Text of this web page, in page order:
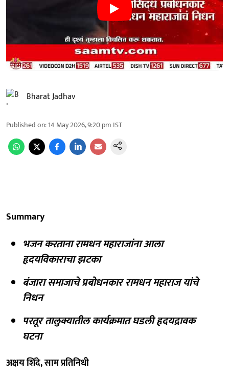
Bharat Jadhav
Published on:14 May 2026, 9:20 pm IST
Summary
भजन करताना रामधन महाराजांना आला
हृदयविकाराचा झटका
बंजारा समाजाचे प्रबोधनकार रामधन महाराज यांचे
निधन
परतूर तालुक्यातील कार्यक्रमात घडली हृदयद्रावक
घटना
अक्षय शिंदे, साम प्रतिनिधी